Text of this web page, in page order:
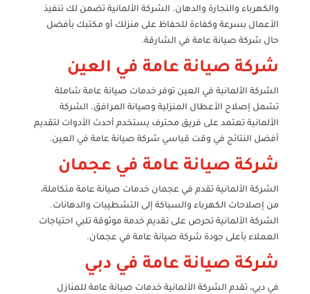
والكهرباء والنجارة والدهان. الشركة الألمانية تضمن لك تنفيذ
الأعمال بسرعة وكفاءة للحفاظ على منزلك أو مكتبك بأفضل
حال شركة صيانة عامة في الشارقة.
شركة صيانة عامة في العين
الشركة الألمانية في العين توفر خدمات صيانة عامة شاملة
تشمل إصلاح الأعطال المنزلية وصيانة المرافق. الشركة
الألمانية تعتمد على فريق محترف يستخدم أحدث الأدوات لتقديم
أفضل النتائج في وقت قياسي شركة صيانة عامة في العين.
شركة صيانة عامة في عجمان
الشركة الألمانية تقدم في عجمان خدمات صيانة عامة متكاملة،
من إصلاحات الكهرباء والسباكة إلى التشطيبات والدهانات.
الشركة الألمانية تحرص على تقديم خدمة موثوقة تلبي احتياجات
العملاء بأعلى جودة شركة صيانة عامة في عجمان.
شركة صيانة عامة في دبي
في دبي، تقدم الشركة الألمانية خدمات صيانة عامة للمنازل